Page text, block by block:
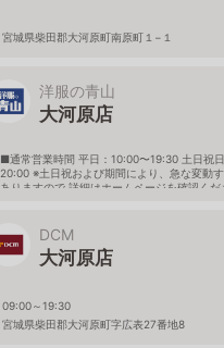
宮城県柴田郡大河原町南原町１−１
洋服の青山
大河原店
■通常営業時間 平日：10:00〜19:30 土日祝
20:00 ※土日祝および期間により、急な変動
ありますので 詳細はホームページを確認くだ
DCM
大河原店
09:00～19:30
宮城県柴田郡大河原町字広表27番地8